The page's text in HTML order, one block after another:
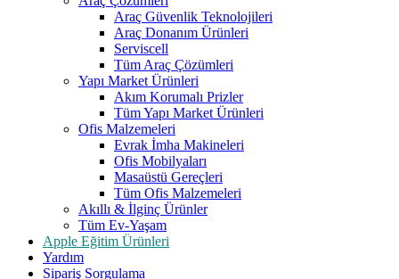
Araç Güvenlik Teknolojileri
Araç Donanım Ürünleri
Serviscell
Tüm Araç Çözümleri
Yapı Market Ürünleri
Akım Korumalı Prizler
Tüm Yapı Market Ürünleri
Ofis Malzemeleri
Evrak İmha Makineleri
Ofis Mobilyaları
Masaüstü Gereçleri
Tüm Ofis Malzemeleri
Akıllı & İlginç Ürünler
Tüm Ev-Yaşam
Apple Eğitim Ürünleri
Yardım
Sipariş Sorgulama